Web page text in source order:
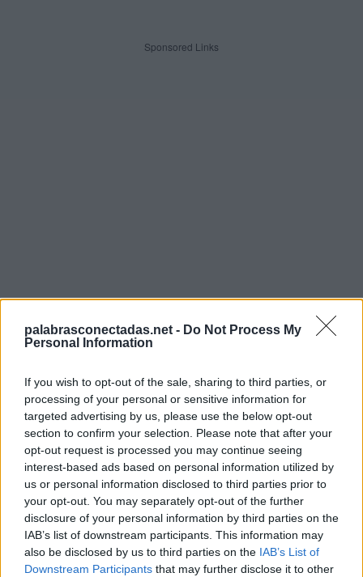
palabrasconectadas.net - Do Not Process My
Personal Information
If you wish to opt-out of the sale, sharing to third parties, or
processing of your personal or sensitive information for
targeted advertising by us, please use the below opt-out
section to confirm your selection. Please note that after your
opt-out request is processed you may continue seeing
interest-based ads based on personal information utilized by
us or personal information disclosed to third parties prior to
your opt-out. You may separately opt-out of the further
disclosure of your personal information by third parties on the
IAB’s list of downstream participants. This information may
also be disclosed by us to third parties on the IAB’s List of
Downstream Participants that may further disclose it to other
Sponsored Links
Búsqueda por letras. Introduce
todas las letras del rompecabezas:
Búsqueda
por
letras.
Introduce
todas
letras
del
rompecabezas:
Buscar
Lo sentimos, no encontramos su rompecabezas, por lo
que generó una lista de palabras que podrían ser útiles
para usted.
1. C U L P
E
2.
F U E
L
3.
L U C
E